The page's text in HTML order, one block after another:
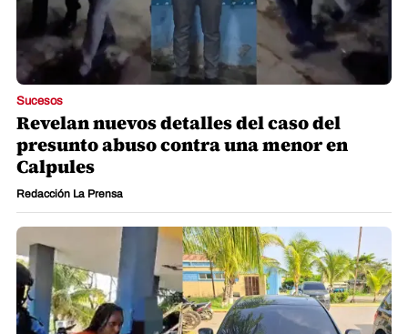
Sucesos
Revelan nuevos detalles del caso del
presunto abuso contra una menor en
Calpules
Redacción La Prensa